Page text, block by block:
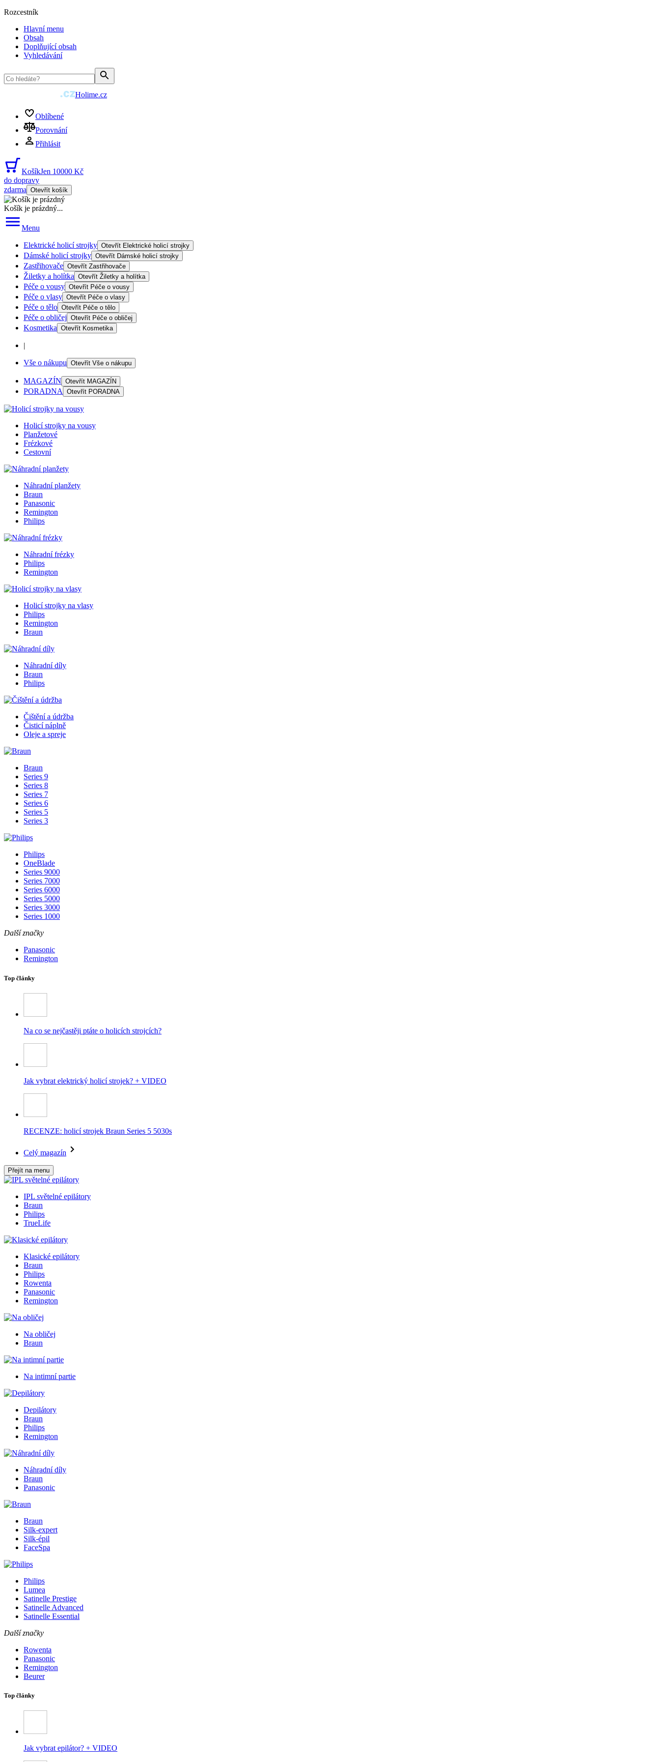
Rozcestník
Hlavní menu
Obsah
Doplňující obsah
Vyhledávání
Holime.cz
Oblíbené
Porovnání
Přihlásit
KošíkJen 10000 Kč
do dopravy
zdarma Otevřít košík
Košík je prázdný...
Menu
Elektrické holicí strojky Otevřít Elektrické holicí strojky
Dámské holicí strojky Otevřít Dámské holicí strojky
Zastřihovače Otevřít Zastřihovače
Žiletky a holítka Otevřít Žiletky a holítka
Péče o vousy Otevřít Péče o vousy
Péče o vlasy Otevřít Péče o vlasy
Péče o tělo Otevřít Péče o tělo
Péče o obličej Otevřít Péče o obličej
Kosmetika Otevřít Kosmetika
|
Vše o nákupu Otevřít Vše o nákupu
MAGAZÍN Otevřít MAGAZÍN
PORADNA Otevřít PORADNA
Holicí strojky na vousy
Planžetové
Frézkové
Cestovní
Náhradní planžety
Braun
Panasonic
Remington
Philips
Náhradní frézky
Philips
Remington
Holicí strojky na vlasy
Philips
Remington
Braun
Náhradní díly
Braun
Philips
Čištění a údržba
Čisticí náplně
Oleje a spreje
Braun
Series 9
Series 8
Series 7
Series 6
Series 5
Series 3
Philips
OneBlade
Series 9000
Series 7000
Series 6000
Series 5000
Series 3000
Series 1000
Další značky
Panasonic
Remington
Top články
Na co se nejčastěji ptáte o holicích strojcích?
Jak vybrat elektrický holicí strojek? + VIDEO
RECENZE: holicí strojek Braun Series 5 5030s
Celý magazín
Přejít na menu
IPL světelné epilátory
Braun
Philips
TrueLife
Klasické epilátory
Braun
Philips
Rowenta
Panasonic
Remington
Na obličej
Braun
Na intimní partie
Depilátory
Braun
Philips
Remington
Náhradní díly
Braun
Panasonic
Braun
Silk-expert
Silk-épil
FaceSpa
Philips
Lumea
Satinelle Prestige
Satinelle Advanced
Satinelle Essential
Další značky
Rowenta
Panasonic
Remington
Beurer
Top články
Jak vybrat epilátor? + VIDEO